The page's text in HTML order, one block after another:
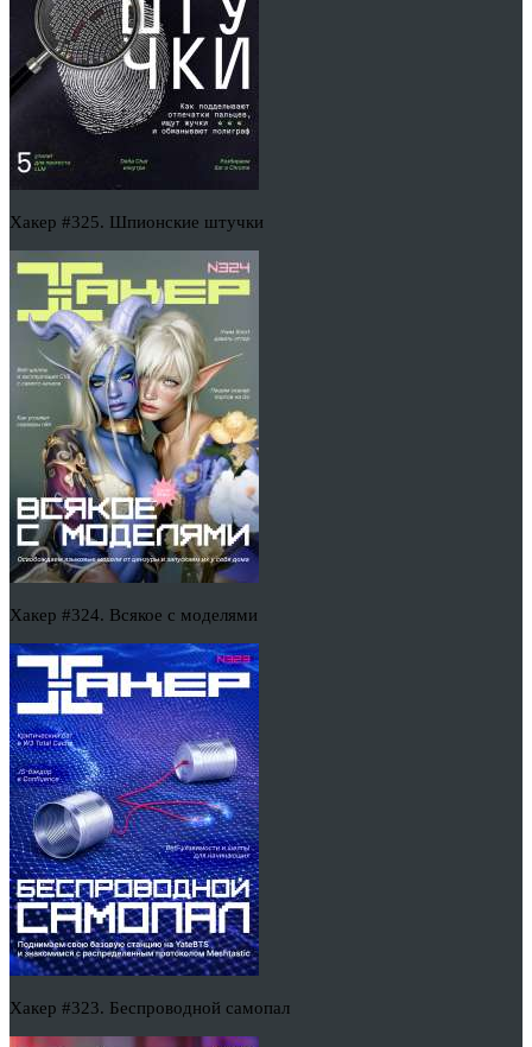
Хакер #325. Шпионские штучки
Хакер #324. Всякое с моделями
Хакер #323. Беспроводной самопал